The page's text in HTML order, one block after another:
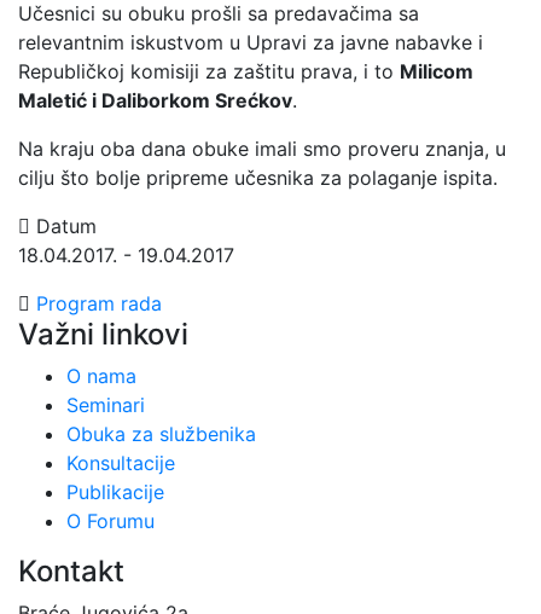
Učesnici su obuku prošli sa predavačima sa
relevantnim iskustvom u Upravi za javne nabavke i
Republičkoj komisiji za zaštitu prava, i to Milicom
Maletić i Daliborkom Srećkov.
Na kraju oba dana obuke imali smo proveru znanja, u
cilju što bolje pripreme učesnika za polaganje ispita.
Datum
18.04.2017. - 19.04.2017
Program rada
Važni linkovi
O nama
Seminari
Obuka za službenika
Konsultacije
Publikacije
O Forumu
Kontakt